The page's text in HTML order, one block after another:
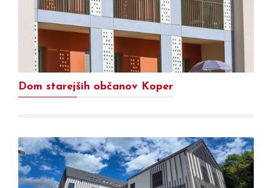
Dom starejših občanov Koper